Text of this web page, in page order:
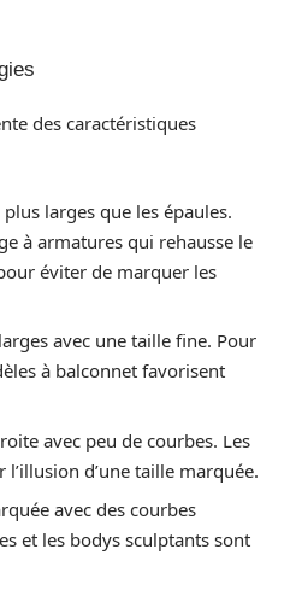
des caractéristiques
plus larges que les épaules.
à armatures qui rehausse le
éviter de marquer les
avec une taille fine. Pour
à balconnet favorisent
avec peu de courbes. Les
d’une taille marquée.
avec des courbes
et les bodys sculptants sont